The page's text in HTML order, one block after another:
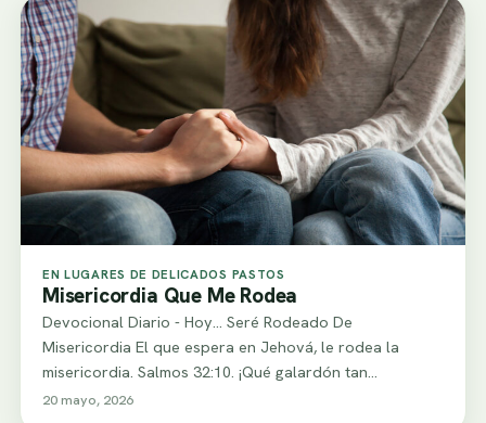
EN LUGARES DE DELICADOS PASTOS
Misericordia Que Me Rodea
Devocional Diario - Hoy... Seré Rodeado De
Misericordia El que espera en Jehová, le rodea la
misericordia. Salmos 32:10. ¡Qué galardón tan…
20 mayo, 2026